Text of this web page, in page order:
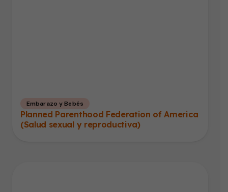
Embarazo y Bebés
Planned Parenthood Federation of America
(Salud sexual y reproductiva)